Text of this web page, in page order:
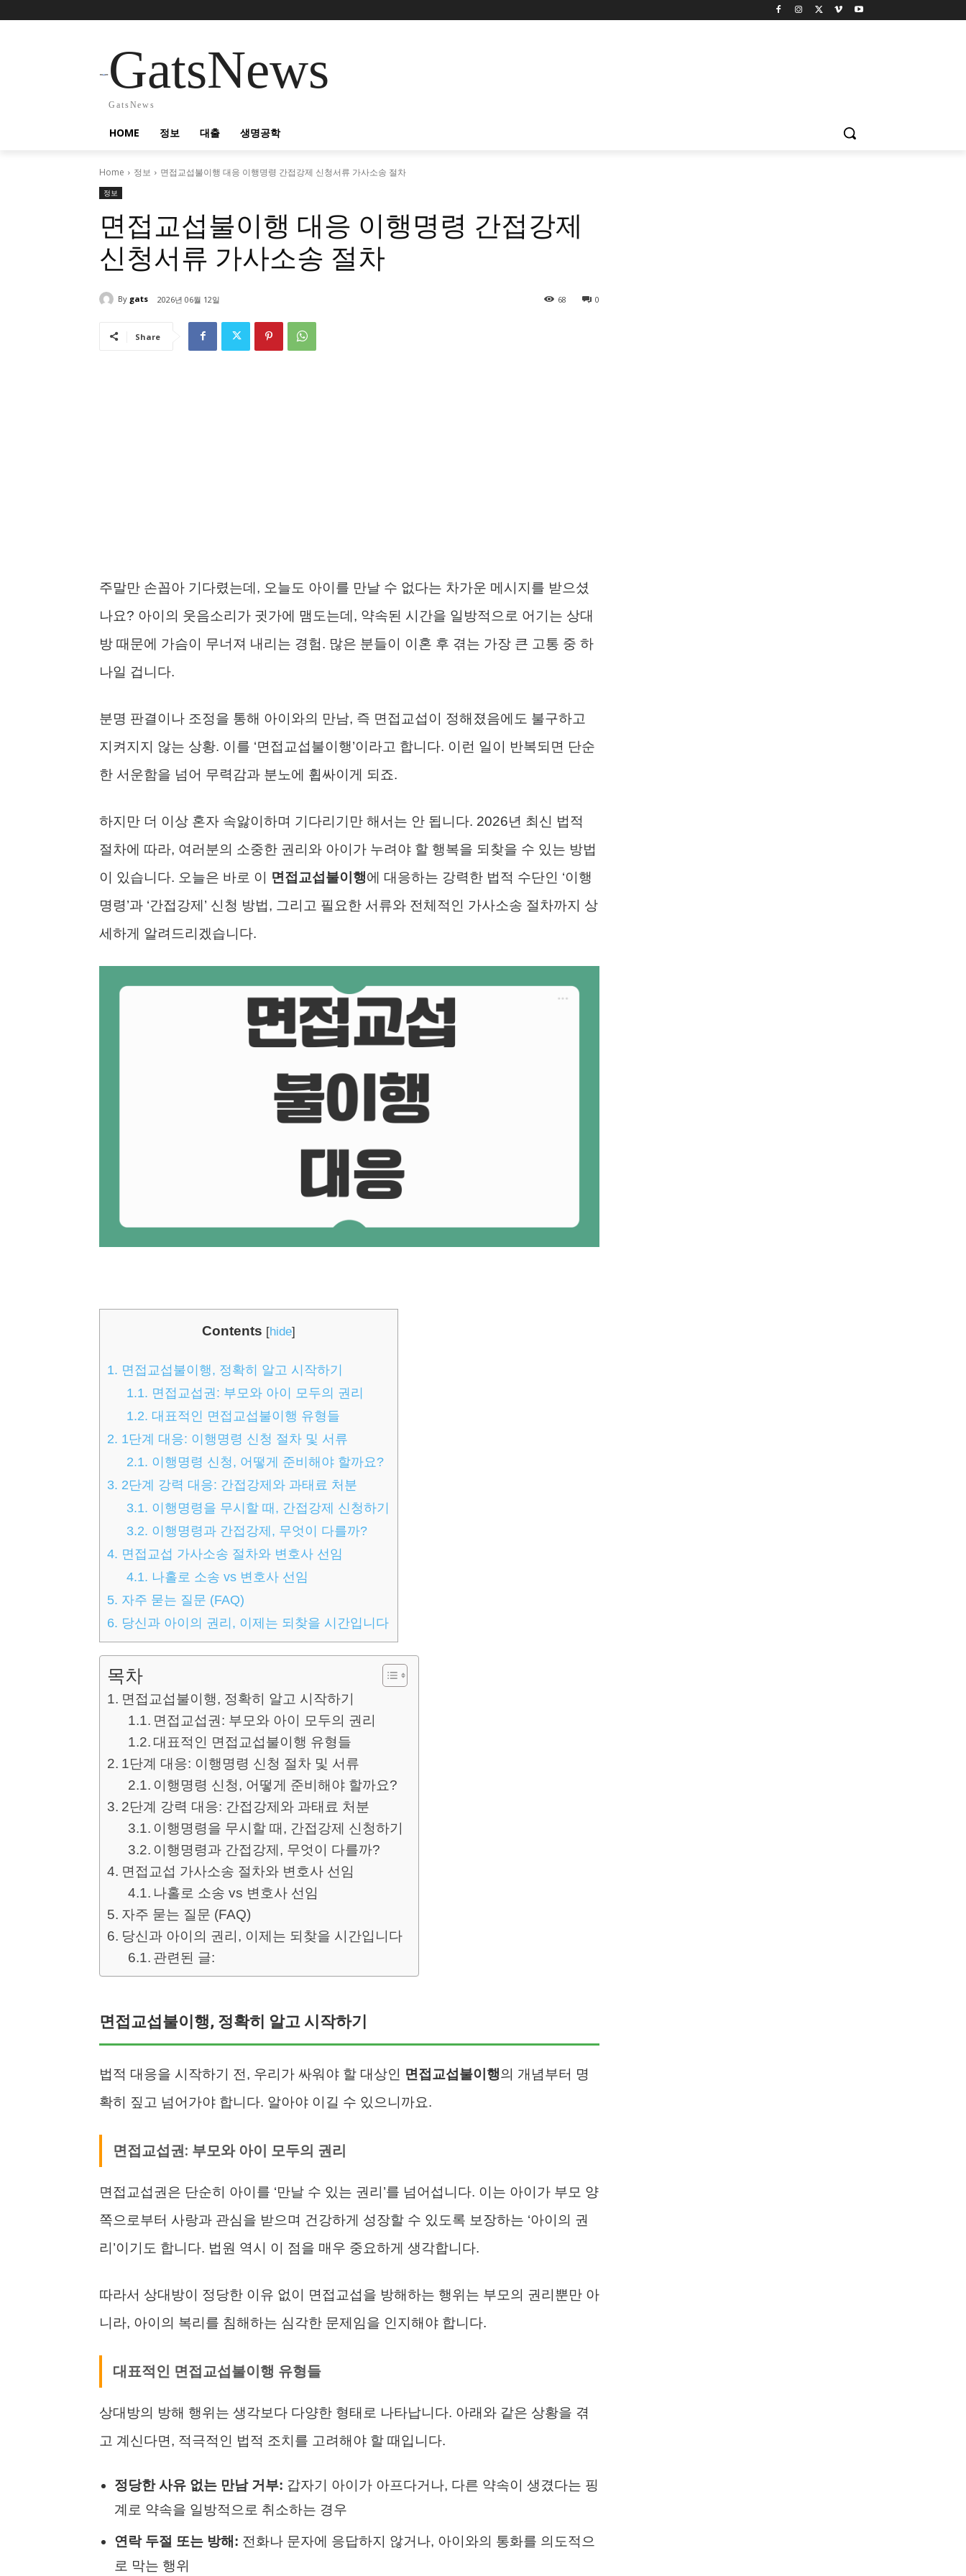
GatsNews
GatsNews
HOME 정보 대출 생명공학
Home 정보 면접교섭불이행 대응 이행명령 간접강제 신청서류 가사소송 절차
정보
면접교섭불이행 대응 이행명령 간접강제
신청서류 가사소송 절차
By gats 2026년 06월 12일 0
68
Share
주말만 손꼽아 기다렸는데, 오늘도 아이를 만날 수 없다는 차가운 메시지를 받으셨
나요? 아이의 웃음소리가 귓가에 맴도는데, 약속된 시간을 일방적으로 어기는 상대
방 때문에 가슴이 무너져 내리는 경험. 많은 분들이 이혼 후 겪는 가장 큰 고통 중 하
나일 겁니다.
분명 판결이나 조정을 통해 아이와의 만남, 즉 면접교섭이 정해졌음에도 불구하고
지켜지지 않는 상황. 이를 ‘면접교섭불이행’이라고 합니다. 이런 일이 반복되면 단순
한 서운함을 넘어 무력감과 분노에 휩싸이게 되죠.
하지만 더 이상 혼자 속앓이하며 기다리기만 해서는 안 됩니다. 2026년 최신 법적
절차에 따라, 여러분의 소중한 권리와 아이가 누려야 할 행복을 되찾을 수 있는 방법
이 있습니다. 오늘은 바로 이 면접교섭불이행에 대응하는 강력한 법적 수단인 ‘이행
명령’과 ‘간접강제’ 신청 방법, 그리고 필요한 서류와 전체적인 가사소송 절차까지 상
세하게 알려드리겠습니다.
Contents [hide]
1. 면접교섭불이행, 정확히 알고 시작하기
1.1. 면접교섭권: 부모와 아이 모두의 권리
1.2. 대표적인 면접교섭불이행 유형들
2. 1단계 대응: 이행명령 신청 절차 및 서류
2.1. 이행명령 신청, 어떻게 준비해야 할까요?
3. 2단계 강력 대응: 간접강제와 과태료 처분
3.1. 이행명령을 무시할 때, 간접강제 신청하기
3.2. 이행명령과 간접강제, 무엇이 다를까?
4. 면접교섭 가사소송 절차와 변호사 선임
4.1. 나홀로 소송 vs 변호사 선임
5. 자주 묻는 질문 (FAQ)
6. 당신과 아이의 권리, 이제는 되찾을 시간입니다
목차
면접교섭불이행, 정확히 알고 시작하기
면접교섭권: 부모와 아이 모두의 권리
대표적인 면접교섭불이행 유형들
1단계 대응: 이행명령 신청 절차 및 서류
이행명령 신청, 어떻게 준비해야 할까요?
2단계 강력 대응: 간접강제와 과태료 처분
이행명령을 무시할 때, 간접강제 신청하기
이행명령과 간접강제, 무엇이 다를까?
면접교섭 가사소송 절차와 변호사 선임
나홀로 소송 vs 변호사 선임
자주 묻는 질문 (FAQ)
당신과 아이의 권리, 이제는 되찾을 시간입니다
관련된 글:
면접교섭불이행, 정확히 알고 시작하기
법적 대응을 시작하기 전, 우리가 싸워야 할 대상인 면접교섭불이행의 개념부터 명
확히 짚고 넘어가야 합니다. 알아야 이길 수 있으니까요.
면접교섭권: 부모와 아이 모두의 권리
면접교섭권은 단순히 아이를 ‘만날 수 있는 권리’를 넘어섭니다. 이는 아이가 부모 양
쪽으로부터 사랑과 관심을 받으며 건강하게 성장할 수 있도록 보장하는 ‘아이의 권
리’이기도 합니다. 법원 역시 이 점을 매우 중요하게 생각합니다.
따라서 상대방이 정당한 이유 없이 면접교섭을 방해하는 행위는 부모의 권리뿐만 아
니라, 아이의 복리를 침해하는 심각한 문제임을 인지해야 합니다.
대표적인 면접교섭불이행 유형들
상대방의 방해 행위는 생각보다 다양한 형태로 나타납니다. 아래와 같은 상황을 겪
고 계신다면, 적극적인 법적 조치를 고려해야 할 때입니다.
정당한 사유 없는 만남 거부: 갑자기 아이가 아프다거나, 다른 약속이 생겼다는 핑
계로 약속을 일방적으로 취소하는 경우
연락 두절 또는 방해: 전화나 문자에 응답하지 않거나, 아이와의 통화를 의도적으
로 막는 행위